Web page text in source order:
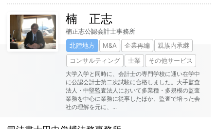
楠 正志
楠正志公認会計士事務所
北陸地方
M&A 企業再編
親族内承継
コンサルティング
士業 その他サービス
大学入学と同時に、会計士の専門学校に通い在学中
に公認会計士第二次試験に合格しました。大手監査
法人・中堅監査法人において多業種・多規模の監査
業務を中心に業務に従事したほか、監査で培った会
社の理解を元に、 ...